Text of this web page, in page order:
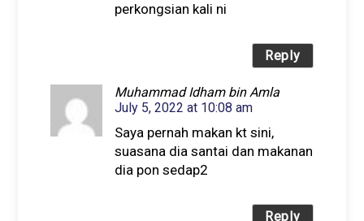
perkongsian kali ni
Reply
Muhammad Idham bin Amla
July 5, 2022 at 10:08 am
Saya pernah makan kt sini,
suasana dia santai dan makanan
dia pon sedap2
Reply